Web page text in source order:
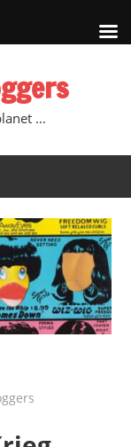
…
- Kopfnüsse